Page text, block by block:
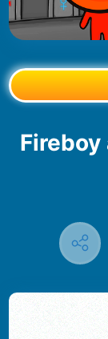
Fireboy and Watergirl 6: Fairy